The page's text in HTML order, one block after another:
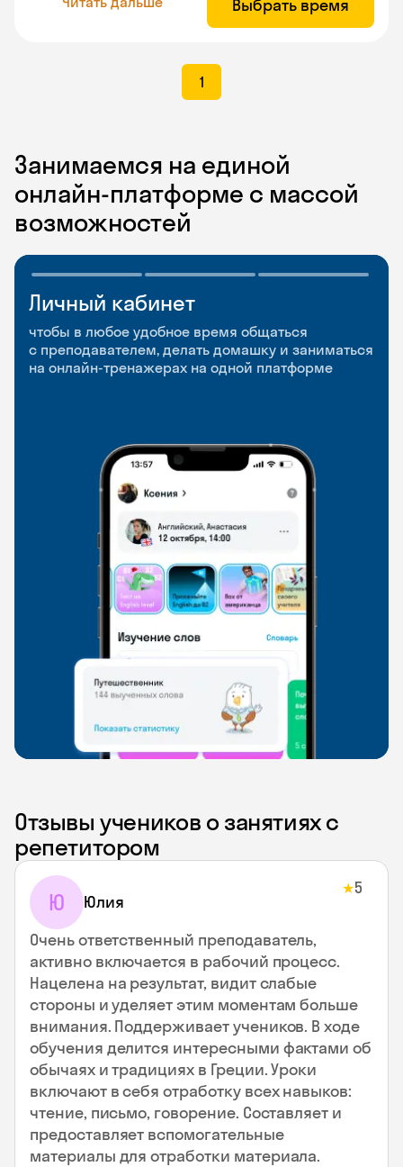
Выбрать время
1
Занимаемся на единой
онлайн-платформе с массой
возможностей
Личный кабинет
чтобы в любое удобное время общаться
с преподавателем, делать домашку и заниматься
на онлайн-тренажерах на одной платформе
Мобильное
приложение
чтобы заниматься и изучать новые слова где
и когда удобно
Разговорные клубы
и Talks
Групповые занятия для разговорной практики
и индивидуальные встречи с преподавателями
Отзывы учеников о занятиях с
репетитором
Ю Юлия
★5
Очень ответственный преподаватель,
активно включается в рабочий процесс.
Нацелена на результат, видит слабые
стороны и уделяет этим моментам больше
внимания. Поддерживает учеников. В ходе
обучения делится интересными фактами об
обычаях и традициях в Греции. Уроки
включают в себя отработку всех навыков:
чтение, письмо, говорение. Составляет и
предоставляет вспомогательные
материалы для отработки материала.